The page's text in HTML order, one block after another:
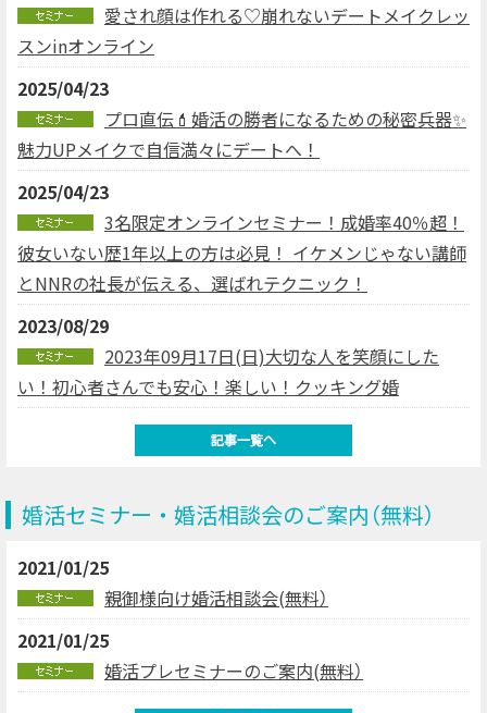
愛され顔は作れる♡崩れないデートメイクレッ
スンinオンライン
2025/04/23
プロ直伝💄婚活の勝者になるための秘密兵器✨
魅力UPメイクで自信満々にデートへ！
2025/04/23
3名限定オンラインセミナー！成婚率40％超！
彼女いない歴1年以上の方は必見！ イケメンじゃない講師
とNNRの社長が伝える、選ばれテクニック！
2023/08/29
2023年09月17日(日)大切な人を笑顔にした
い！初心者さんでも安心！楽しい！クッキング婚
婚活セミナー・婚活相談会のご案内（無料）
2021/01/25
親御様向け婚活相談会(無料）
2021/01/25
婚活プレセミナーのご案内(無料）